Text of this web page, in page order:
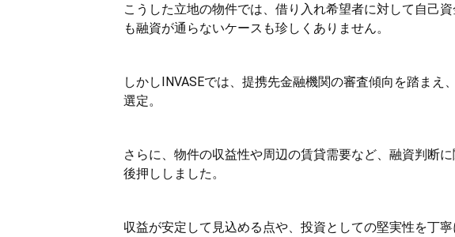
こうした立地の物件では、借り入れ希望者に対して自己
も融資が通らないケースも珍しくありません。
しかしINVASEでは、提携先金融機関の審査傾向を踏ま
選定。
さらに、物件の収益性や周辺の賃貸需要など、融資判断
後押ししました。
収益が安定して見込める点や、投資としての堅実性を丁